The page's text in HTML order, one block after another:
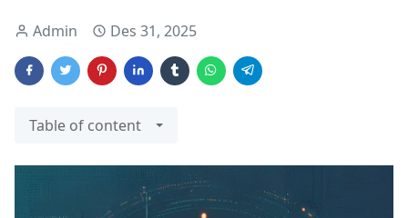
Admin Des 31, 2025
Table of content